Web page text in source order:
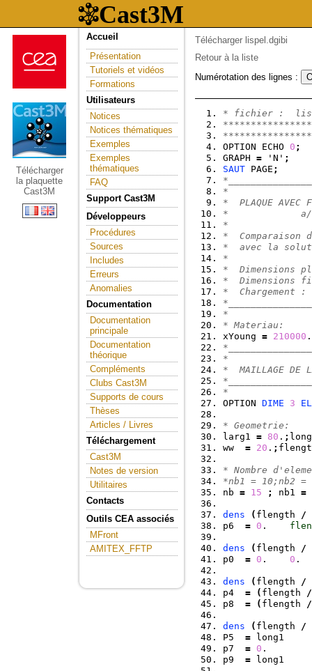
Télécharger
la plaquette
Cast3M
Accueil
Présentation
Tutoriels et vidéos
Formations
Utilisateurs
Notices
Notices thématiques
Exemples
Exemples
thématiques
FAQ
Support Cast3M
Développeurs
Procédures
Sources
Includes
Erreurs
Anomalies
Documentation
Documentation
principale
Documentation
théorique
Compléments
Clubs Cast3M
Supports de cours
Thèses
Articles / Livres
Téléchargement
Cast3M
Notes de version
Utilitaires
Contacts
Outils CEA associés
MFront
AMITEX_FFTP
Télécharger lispel.dgibi
Retour à la liste
Numérotation des lignes :
* fichier :
OPTION ECHO 0 ;
GRAPH = 'N' ;
SAUT PAGE ;
*
*  PLAQUE AVEC
*             a/
*
*
*  avec la
*
*  Dimensions
*  Dimensions
*  Chargement :
*
* Materiau:
xYoung = 210000 .
*
*  MAILLAGE DE
*
OPTION DIME 3
* Geometrie:
larg1 = 80 . ;
ww = 20 . ;
* Nombre
*nb1 = 10;nb2 =
nb = 15 ; nb1 =
dens ( flength /
p6 = 0 .
dens ( flength /
p0 = 0 . 0
dens ( flength /
p4 = ( flength /
p8 = ( flength /
dens ( flength /
P5 =
p7 = 0
p9 = long1